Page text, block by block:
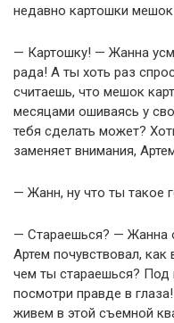
недавно картошки
— Картошку! — Жанна
рада! А ты хоть раз
считаешь, что мешок
месяцами ошиваясь у
тебя сделать может?
заменяет внимания,
— Жанн, ну что ты такое
— Стараешься? — Жанна
Артем почувствовал, как
чем ты стараешься? Под
посмотри правде в
живем в этой съемной